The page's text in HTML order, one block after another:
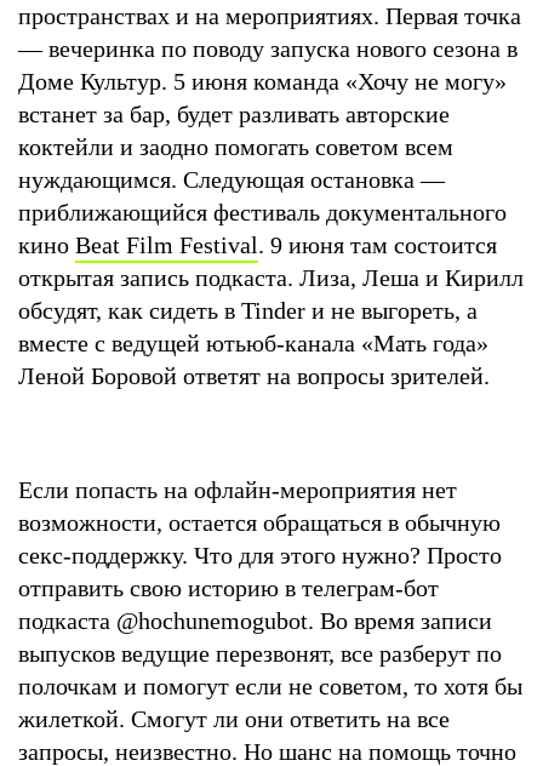
пространствах и на мероприятиях. Первая точка
— вечеринка по поводу запуска нового сезона в
Доме Культур. 5 июня команда «Хочу не могу»
встанет за бар, будет разливать авторские
коктейли и заодно помогать советом всем
нуждающимся. Следующая остановка —
приближающийся фестиваль документального
кино Beat Film Festival. 9 июня там состоится
открытая запись подкаста. Лиза, Леша и Кирилл
обсудят, как сидеть в Tinder и не выгореть, а
вместе с ведущей ютьюб-канала «Мать года»
Леной Боровой ответят на вопросы зрителей.
Если попасть на офлайн-мероприятия нет
возможности, остается обращаться в обычную
секс-поддержку. Что для этого нужно? Просто
отправить свою историю в телеграм-бот
подкаста @hochunemogubot. Во время записи
выпусков ведущие перезвонят, все разберут по
полочкам и помогут если не советом, то хотя бы
жилеткой. Смогут ли они ответить на все
запросы, неизвестно. Но шанс на помощь точно